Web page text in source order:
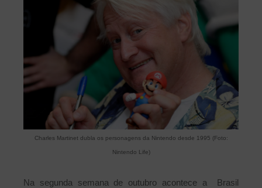
Charles Martinet dubla os personagens da Nintendo desde 1995 (Foto:
Nintendo Life)
Na segunda semana de outubro acontece a Brasil